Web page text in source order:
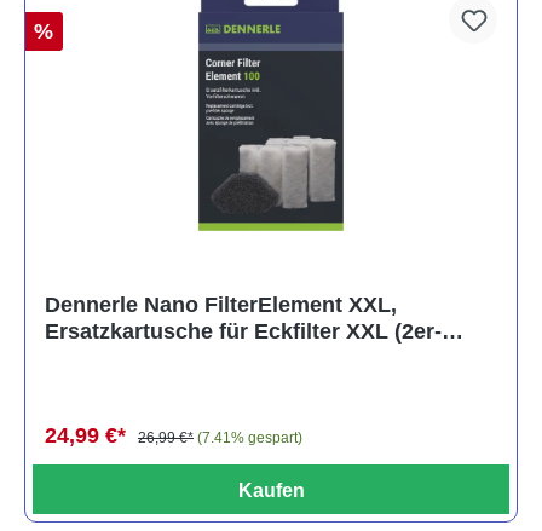
%
Dennerle Nano FilterElement XXL,
Ersatzkartusche für Eckfilter XXL (2er-
24,99 €* 26,99 €* (7.41% gespart)
Kaufen